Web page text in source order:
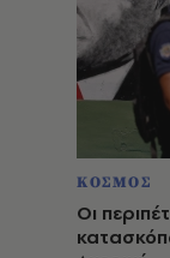
ΚΟΣΜΟΣ
Οι